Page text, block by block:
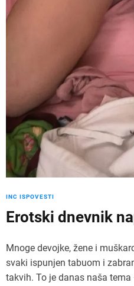
INC ISPOVESTI
Erotski dnevnik
Mnoge devojke, žene i
svaki ispunjen tabuom i
takvih. To je danas naša